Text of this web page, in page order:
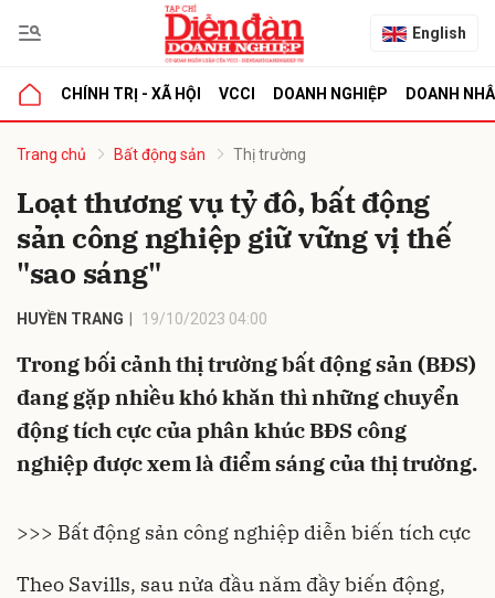
English
CHÍNH TRỊ - XÃ HỘI VCCI DOANH NGHIỆP DOANH
Trang chủ Bất động sản Thị trường
Loạt thương vụ tỷ đô, bất động
sản công nghiệp giữ vững vị thế
"sao sáng"
HUYỀN TRANG 19/10/2023 04:00
Trong bối cảnh thị trường bất động sản (BĐS)
đang gặp nhiều khó khăn thì những chuyển
động tích cực của phân khúc BĐS công
nghiệp được xem là điểm sáng của thị trường.
>>> Bất động sản công nghiệp diễn biến tích cực
Theo Savills, sau nửa đầu năm đầy biến động,
luận
Hủy